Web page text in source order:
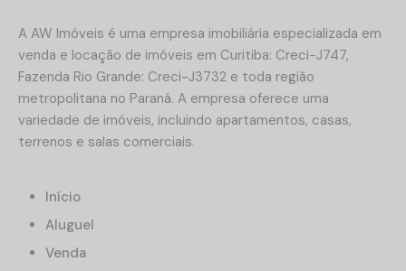
A AW Imóveis é uma empresa imobiliária especializada em
venda e locação de imóveis em Curitiba: Creci-J747,
Fazenda Rio Grande: Creci-J3732 e toda região
metropolitana no Paraná. A empresa oferece uma
variedade de imóveis, incluindo apartamentos, casas,
terrenos e salas comerciais.
Início
Aluguel
Venda